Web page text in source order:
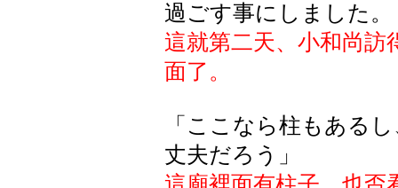
過ごす事にしました。
這就第二天、小和尚訪
面了。
「ここなら柱もある
丈夫だろう」